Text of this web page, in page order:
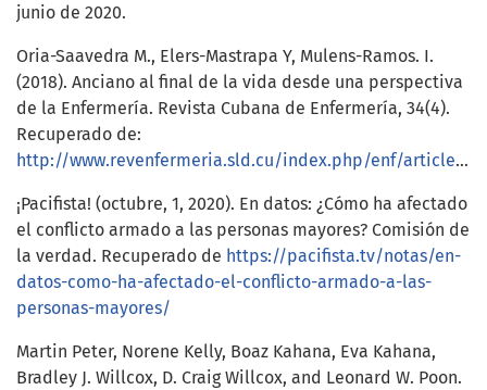
junio de 2020.
Oria-Saavedra M., Elers-Mastrapa Y, Mulens-Ramos. I.
(2018). Anciano al final de la vida desde una perspectiva
de la Enfermería. Revista Cubana de Enfermería, 34(4).
Recuperado de:
http://www.revenfermeria.sld.cu/index.php/enf/article/view/2308
¡Pacifista! (octubre, 1, 2020). En datos: ¿Cómo ha afectado
el conflicto armado a las personas mayores? Comisión de
la verdad. Recuperado de https://pacifista.tv/notas/en-
datos-como-ha-afectado-el-conflicto-armado-a-las-
personas-mayores/
Martin Peter, Norene Kelly, Boaz Kahana, Eva Kahana,
Bradley J. Willcox, D. Craig Willcox, and Leonard W. Poon.